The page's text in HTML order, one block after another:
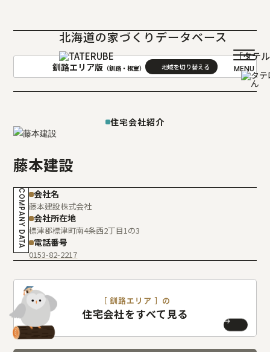
北海道の家づくりデータベース
［タテ
釧路エリア版 （釧路・根室）
札幌(石狩･空知･後志)版
室蘭(胆振･日高)版
北見(オホーツク)版
住宅会社紹介
藤本建設
COMPANY DATA 会社名
藤本建設株式会社
会社所在地
標津郡標津町南4条西2丁目1の3
電話番号
0153-82-2217
［ 釧路エリア ］の
住宅会社をすべて見る